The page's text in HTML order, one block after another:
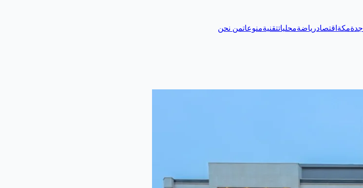
جدةمكة اقتصادرياضةمحلياتتقنيةمنوعاتمن نحن